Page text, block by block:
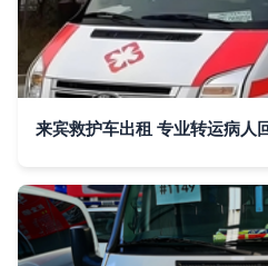
来宾救护车出租 专业转运病人